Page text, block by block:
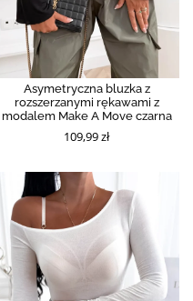
Asymetryczna bluzka z
rozszerzanymi rękawami z
modalem Make A Move czarna
109,99 zł